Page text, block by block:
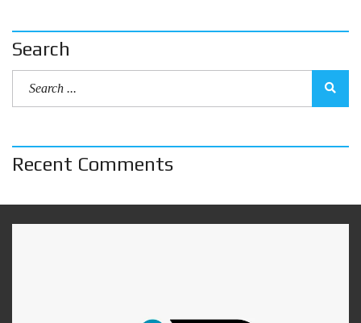
Search
Recent Comments